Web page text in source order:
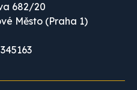
682/20
Město (Praha 1)